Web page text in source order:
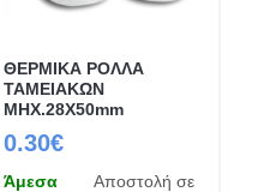
ΘΕΡΜΙΚΑ ΡΟΛΛΑ
ΤΑΜΕΙΑΚΩΝ
ΜΗΧ.28Χ50mm
0.30€
Άμεσα
Αποστολή σε